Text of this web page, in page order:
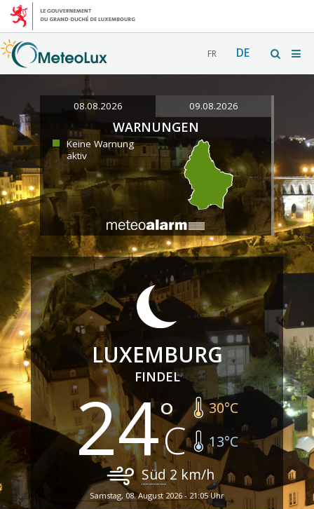
FR DE
08.08.2026 09.08.2026
WARNUNGEN
Keine Warnung
aktiv
LUXEMBURG
FINDEL
24 30°C
13°C
Süd 2 km/h
Samstag, 08. August 2026 - 21:05 Uhr